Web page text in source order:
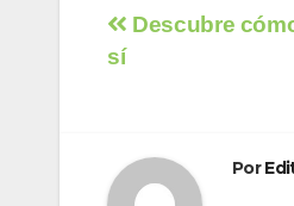
Descubre
sí
Por